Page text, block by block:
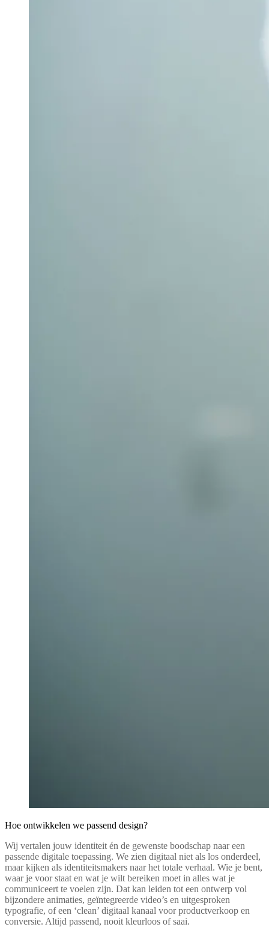
Hoe ontwikkelen we passend design?
Wij vertalen jouw identiteit én de gewenste boodschap naar een
passende digitale toepassing. We zien digitaal niet als los onderdeel,
maar kijken als identiteitsmakers naar het totale verhaal. Wie je bent,
waar je voor staat en wat je wilt bereiken moet in alles wat je
communiceert te voelen zijn. Dat kan leiden tot een ontwerp vol
bijzondere animaties, geïntegreerde video’s en uitgesproken
typografie, of een ‘clean’ digitaal kanaal voor productverkoop en
conversie. Altijd passend, nooit kleurloos of saai.